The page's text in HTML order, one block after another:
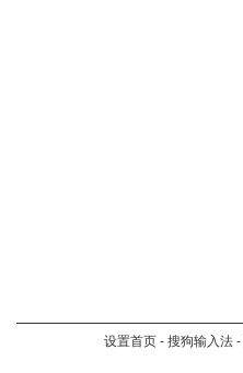
设置首页 - 搜狗输入法 -